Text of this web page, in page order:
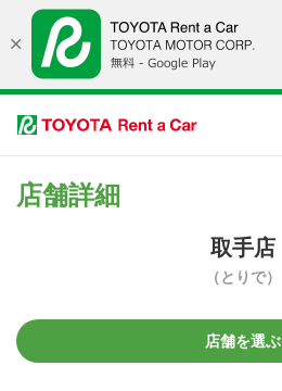
店舗詳細
取手店
（とりで）
店舗を選ぶ